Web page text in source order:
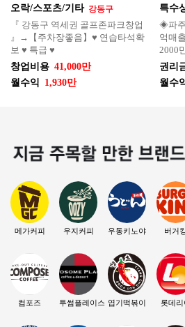
오락/스포츠/기타 강동구
『 강동구 역세권 골프존파크창업
』→【주차장좋음】♥ 연습타석확
보 ♥ 특급 ♥
창업비용 41,000만
월수익
1,930만
특수
◈파
억매
2000
권리
월수
메가커피
컴포즈
우지커피
투썸플레이스
우동키노야
엽기떡볶이
버거
롯데리